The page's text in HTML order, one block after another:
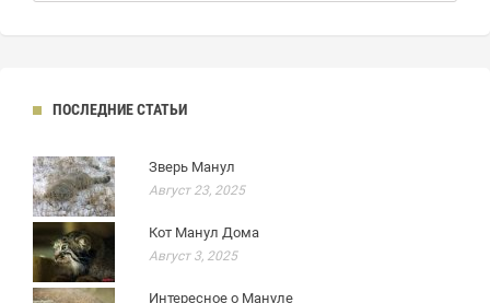
ПОСЛЕДНИЕ СТАТЬИ
Зверь Манул
Август 23, 2025
Кот Манул Дома
Август 3, 2025
Интересное о Мануле